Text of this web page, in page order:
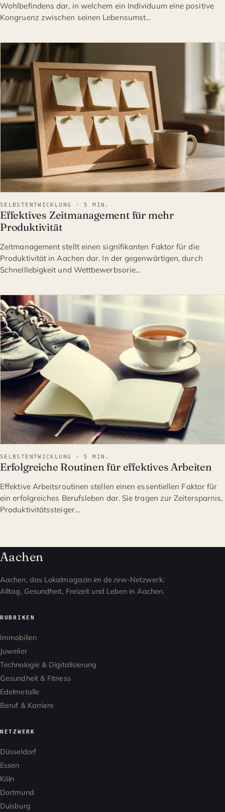
Wohlbefindens dar, in welchem ein Individuum eine positive
Kongruenz zwischen seinen Lebensumst…
SELBSTENTWICKLUNG
SELBSTENTWICKLUNG · 5 MIN.
Effektives Zeitmanagement für mehr
Produktivität
Zeitmanagement stellt einen signifikanten Faktor für die
Produktivität in Aachen dar. In der gegenwärtigen, durch
Schnelllebigkeit und Wettbewerbsorie…
SELBSTENTWICKLUNG
SELBSTENTWICKLUNG · 5 MIN.
Erfolgreiche Routinen für effektives Arbeiten
Effektive Arbeitsroutinen stellen einen essentiellen Faktor für
ein erfolgreiches Berufsleben dar. Sie tragen zur Zeitersparnis,
Produktivitätssteiger…
Aachen
Aachen, das Lokalmagazin im de.nrw-Netzwerk:
Alltag, Gesundheit, Freizeit und Leben in Aachen.
RUBRIKEN
Immobilien
Juwelier
Technologie & Digitalisierung
Gesundheit & Fitness
Edelmetalle
Beruf & Karriere
NETZWERK
Düsseldorf
Essen
Köln
Dortmund
Duisburg